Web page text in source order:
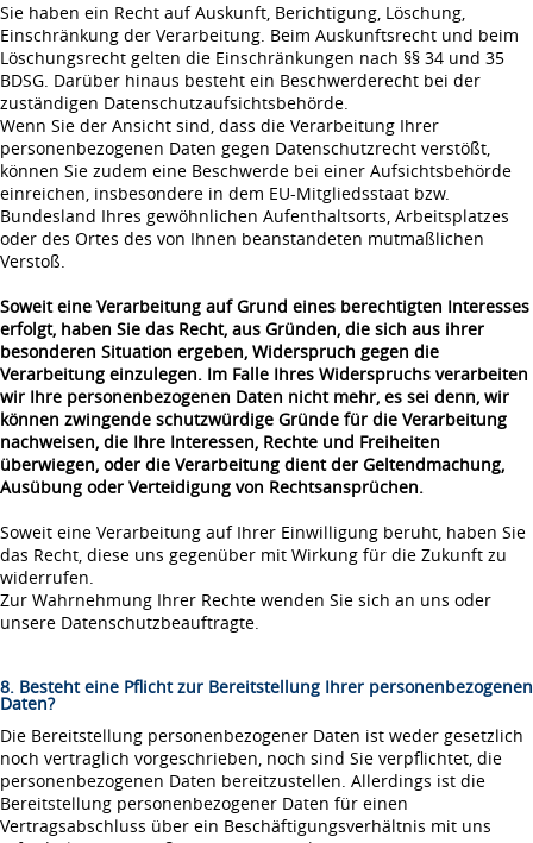
Sie haben ein Recht auf Auskunft, Berichtigung, Löschung,
Einschränkung der Verarbeitung. Beim Auskunftsrecht und beim
Löschungsrecht gelten die Einschränkungen nach §§ 34 und 35
BDSG. Darüber hinaus besteht ein Beschwerderecht bei der
zuständigen Datenschutzaufsichtsbehörde.
Wenn Sie der Ansicht sind, dass die Verarbeitung Ihrer
personenbezogenen Daten gegen Datenschutzrecht verstößt,
können Sie zudem eine Beschwerde bei einer Aufsichtsbehörde
einreichen, insbesondere in dem EU-Mitgliedsstaat bzw.
Bundesland Ihres gewöhnlichen Aufenthaltsorts, Arbeitsplatzes
oder des Ortes des von Ihnen beanstandeten mutmaßlichen
Verstoß.
Soweit eine Verarbeitung auf Grund eines berechtigten Interesses
erfolgt, haben Sie das Recht, aus Gründen, die sich aus ihrer
besonderen Situation ergeben, Widerspruch gegen die
Verarbeitung einzulegen. Im Falle Ihres Widerspruchs verarbeiten
wir Ihre personenbezogenen Daten nicht mehr, es sei denn, wir
können zwingende schutzwürdige Gründe für die Verarbeitung
nachweisen, die Ihre Interessen, Rechte und Freiheiten
überwiegen, oder die Verarbeitung dient der Geltendmachung,
Ausübung oder Verteidigung von Rechtsansprüchen.
Soweit eine Verarbeitung auf Ihrer Einwilligung beruht, haben Sie
das Recht, diese uns gegenüber mit Wirkung für die Zukunft zu
widerrufen.
Zur Wahrnehmung Ihrer Rechte wenden Sie sich an uns oder
unsere Datenschutzbeauftragte.
8. Besteht eine Pflicht zur Bereitstellung Ihrer personenbezogenen
Daten?
Die Bereitstellung personenbezogener Daten ist weder gesetzlich
noch vertraglich vorgeschrieben, noch sind Sie verpflichtet, die
personenbezogenen Daten bereitzustellen. Allerdings ist die
Bereitstellung personenbezogener Daten für einen
Vertragsabschluss über ein Beschäftigungsverhältnis mit uns